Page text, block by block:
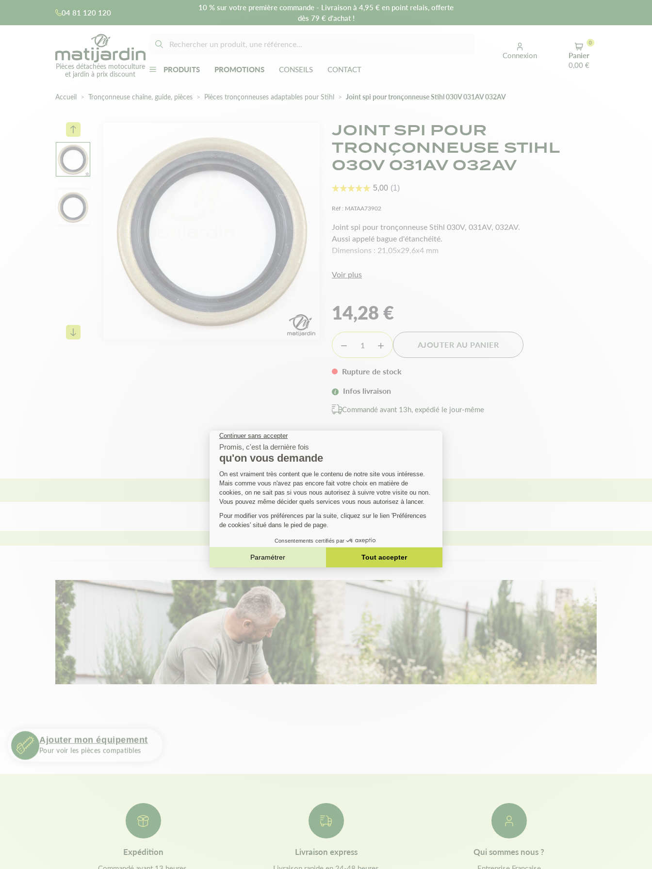
04 81 120 120
10 % sur votre première commande - Livraison à 4,95 € en point relais, offerte
dès 79 € d’achat !
Pièces détachées motoculture
et jardin à prix discount
PRODUITS PROMOTIONS CONSEILS CONTACT
Connexion
Panier
0,00 €
0
Ajouter mon équipement
Pour voir les pièces compatibles
Accueil Tronçonneuse chaîne, guide, pièces Pièces tronçonneuses adaptables pour Stihl Joint spi pour tronçonneuse Stihl 030V 031AV 032AV
JOINT SPI POUR
TRONÇONNEUSE STIHL
030V 031AV 032AV
Réf : MATAA73902
Joint spi pour tronçonneuse Stihl 030V, 031AV, 032AV.
Aussi appelé bague d'étanchéité.
Dimensions : 21,05x29,6x4 mm
Voir plus
14,28 €
  AJOUTER AU PANIER
Rupture de stock
Infos livraison
Commandé avant 13h, expédié le jour-même
Avis clients
Expédition Livraison express Qui sommes nous ?